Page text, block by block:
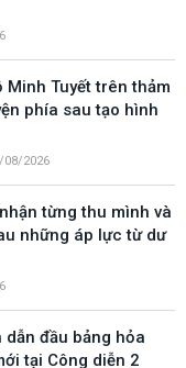
Minh Tuyết trên thảm
phía sau tạo hình
08/2026
từng thu mình và
những áp lực từ dư
đầu bảng hỏa
tại Công diễn 2